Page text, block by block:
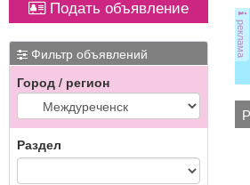
Вывоз мусора.
Подать объявление
Фильтр объявлений
Город / регион
Раздел
реклама